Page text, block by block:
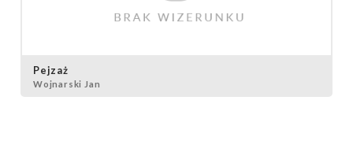
Pejzaż
Wojnarski Jan